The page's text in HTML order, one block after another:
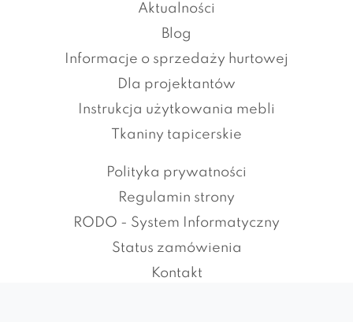
Aktualności
Blog
Informacje o sprzedaży hurtowej
Dla projektantów
Instrukcja użytkowania mebli
Tkaniny tapicerskie
Polityka prywatności
Regulamin strony
RODO - System Informatyczny
Status zamówienia
Kontakt